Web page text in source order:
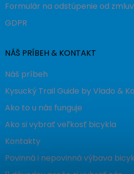
Formulár na odstúpenie od
GDPR
NÁŠ PRÍBEH & KONTAKT
Náš príbeh
Kysucký Trail Guide by Vlado &
Ako to u nás funguje
Ako si vybrať veľkosť bicykla
Kontakty
Povinná i nepovinná výbava